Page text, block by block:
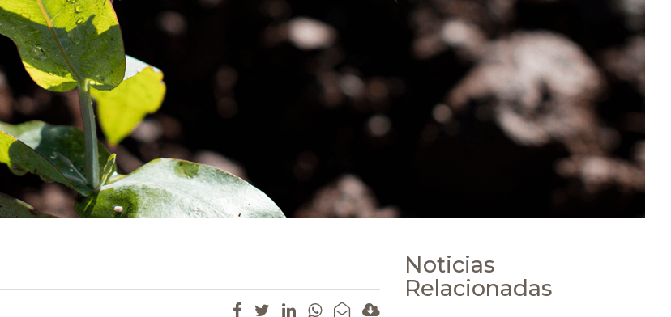
Noticias
Relacionadas